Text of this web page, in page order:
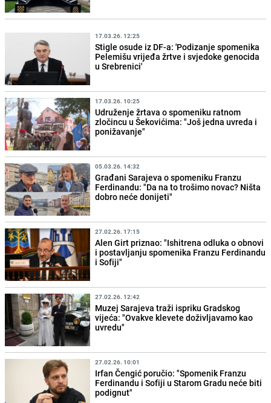
17.03.26. 12:25
Stigle osude iz DF-a: 'Podizanje spomenika
Pelemišu vrijeđa žrtve i svjedoke genocida
u Srebrenici'
17.03.26. 10:25
Udruženje žrtava o spomeniku ratnom
zločincu u Šekovićima: "Još jedna uvreda i
ponižavanje"
05.03.26. 14:32
Građani Sarajeva o spomeniku Franzu
Ferdinandu: "Da na to trošimo novac? Ništa
dobro neće donijeti"
27.02.26. 17:15
Alen Girt priznao: "Ishitrena odluka o obnovi
i postavljanju spomenika Franzu Ferdinandu
i Sofiji"
27.02.26. 12:42
Muzej Sarajeva traži ispriku Gradskog
vijeća: "Ovakve klevete doživljavamo kao
uvredu"
27.02.26. 10:01
Irfan Čengić poručio: "Spomenik Franzu
Ferdinandu i Sofiji u Starom Gradu neće biti
podignut"